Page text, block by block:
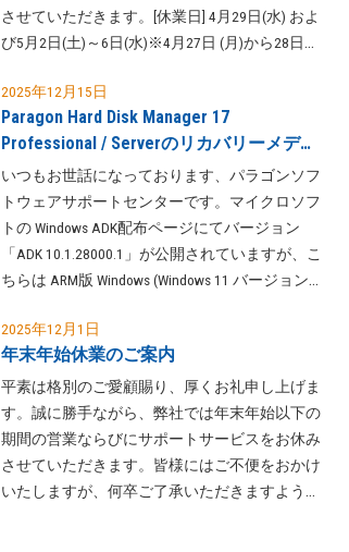
る Windows 11 環境ではバックアップの作成に失
敗する、またはバックアップ処理が完了しない
させていただきます。[休業日] 4月29日(水) およ
び5月2日(土)～6日(水)※4月27日 (月)から28日
通り営業いたします。 皆様にはご不便をお掛け
いたしますが、何卒ご了承いただきますようよ
ろしくお願い申し上げます。
2025年12月15日
Paragon Hard Disk Manager 17
Professional / Serverのリカバリーメディ
ア作成時に使用します Windows ADKにつ
きまして
いつもお世話になっております、パラゴンソフ
トウェアサポートセンターです。マイクロソフ
トの Windows ADK配布ページにてバージョン
「ADK 10.1.28000.1」が公開されていますが、こ
ちらは ARM版 Windows (Windows 11 バージョン
Manager 17 Professional / Serverのリカバリーメデ
ィア作成時に Windows ADKを使われます場合は
「ADK 10.1.26100.2454」をダウンロード・イン
ストールいただきますようよろしくお願いいた
します。 Windows ADK のダウンロードとインス
トール | Microsoft Learnhttps://lea …
2025年12月1日
年末年始休業のご案内
平素は格別のご愛顧賜り、厚くお礼申し上げま
す。誠に勝手ながら、弊社では年末年始以下の
期間の営業ならびにサポートサービスをお休み
させていただきます。皆様にはご不便をおかけ
いたしますが、何卒ご了承いただきますようよ